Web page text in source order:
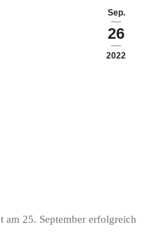
Sep.
26
2022
am 25. September erfolgreich